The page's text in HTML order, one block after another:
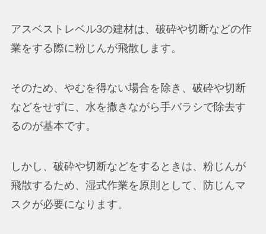
アスベストレベル3の建材は、破砕や切断などの作
業をする際に粉じんが飛散します。
そのため、やむを得ない場合を除き、破砕や切断
などをせずに、水を撒きながら手バラシで除去す
るのが基本です。
しかし、破砕や切断などをするときは、粉じんが
飛散するため、湿式作業を原則として、防じんマ
スクが必要になります。